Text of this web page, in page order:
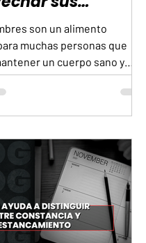
son un alimento
muchas personas que
un cuerpo sano y
perfil nutricional las hace
algunas personas
evitarlas, sino una
para aprender a
y consumirlas de manera
digestivo las reciba